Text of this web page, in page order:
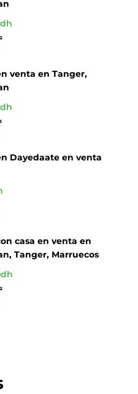
venta en Tanger,
Dayedaate en venta
casa en venta en
Tanger, Marruecos